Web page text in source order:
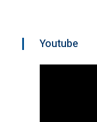
Youtube